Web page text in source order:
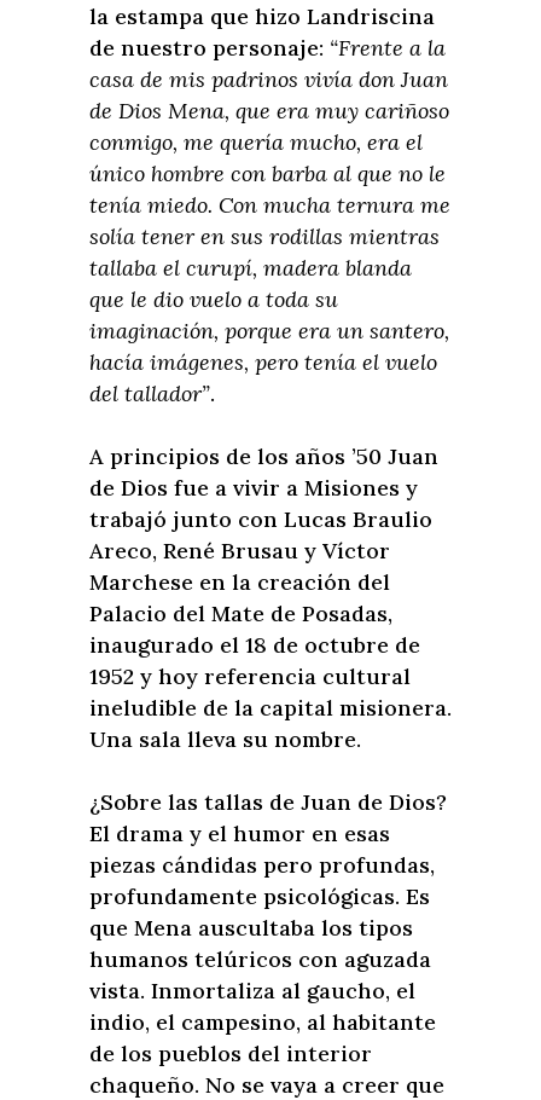
la estampa que hizo Landriscina
de nuestro personaje: “Frente a la
casa de mis padrinos vivía don Juan
de Dios Mena, que era muy cariñoso
conmigo, me quería mucho, era el
único hombre con barba al que no le
tenía miedo. Con mucha ternura me
solía tener en sus rodillas mientras
tallaba el curupí, madera blanda
que le dio vuelo a toda su
imaginación, porque era un santero,
hacía imágenes, pero tenía el vuelo
del tallador”.
A principios de los años ’50 Juan
de Dios fue a vivir a Misiones y
trabajó junto con Lucas Braulio
Areco, René Brusau y Víctor
Marchese en la creación del
Palacio del Mate de Posadas,
inaugurado el 18 de octubre de
1952 y hoy referencia cultural
ineludible de la capital misionera.
Una sala lleva su nombre.
¿Sobre las tallas de Juan de Dios?
El drama y el humor en esas
piezas cándidas pero profundas,
profundamente psicológicas. Es
que Mena auscultaba los tipos
humanos telúricos con aguzada
vista. Inmortaliza al gaucho, el
indio, el campesino, al habitante
de los pueblos del interior
chaqueño. No se vaya a creer que